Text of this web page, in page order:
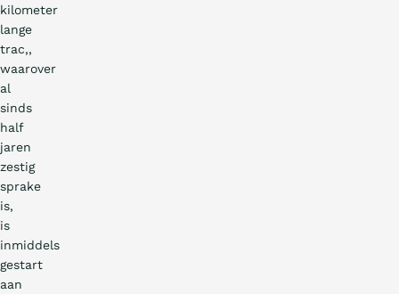
kilometer
lange
trac‚,
waarover
al
sinds
half
jaren
zestig
sprake
is,
is
inmiddels
gestart
aan